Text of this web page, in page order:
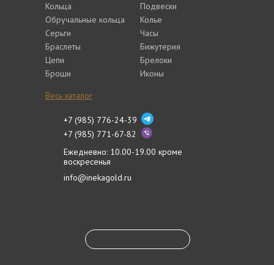
Кольца
Обручальные кольца
Серьги
Браслеты
Цепи
Броши
Подвески
Колье
Часы
Бижутерия
Брелоки
Иконы
Весь каталог
+7 (985) 776-24-39
+7 (985) 771-67-82
Ежедневно: 10.00-19.00 кроме
воскресенья
info@inekagold.ru